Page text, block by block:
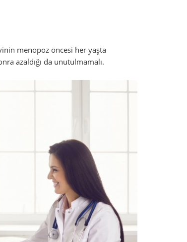
menopoz öncesi her yaşta
azaldığı da unutulmamalı.